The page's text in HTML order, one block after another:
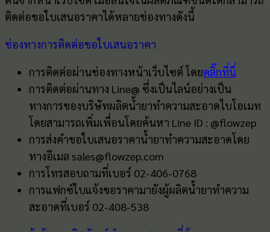
ติดต่อขอใบเสนอราคาได้หลายช่องทางดังนี้
ช่องทางการติดต่อขอใบเสนอราคา
การติดต่อผ่านช่องทางหน้าเว็บไซต์ โดยคลิ๊กที่นี่
การติดต่อผ่านทาง Line@ ซึ่งเป็นไลน์อย่างเป็น
ทางการของบริษัทผลิตน้ำยาทำความสะอาดไบโอเมท
โดยสามารถเพิ่มเพื่อนโดยค้นหา Line ID : @flowzep
การส่งคำขอใบเสนอราคาน้ำยาทำความสะอาดโดย
ทางอีเมล sales@flowzep.com
การโทรสอบถามที่เบอร์ 02-406-0768
การแฟกซ์ใบแจ้งขอราคามายังผู้ผลิตน้ำยาทำความ
สะอาดที่เบอร์ 02-408-538